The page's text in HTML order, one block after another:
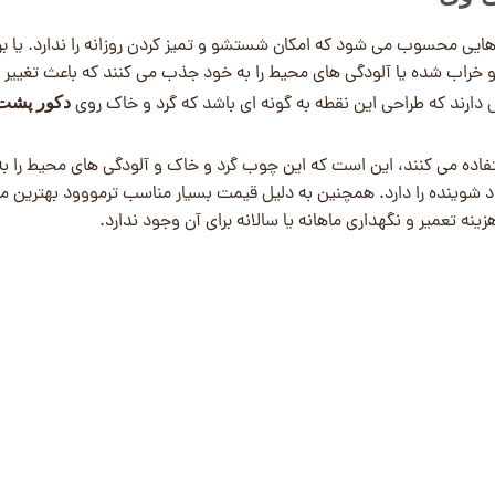
محسوب می شود که امکان شستشو و تمیز کردن روزانه را ندارد. یا
خراب شده یا آلودگی های محیط را به خود جذب می کنند که باعث
که طراحی این نقطه به گونه ای باشد که گرد و خاک روی دکور
می کنند، این است که این چوب گرد و خاک و آلودگی های محیط را
را دارد. همچنین به دلیل قیمت بسیار مناسب ترمووود بهترین
تعمیر و نگهداری ماهانه یا سالانه برای آن وجود ندارد.